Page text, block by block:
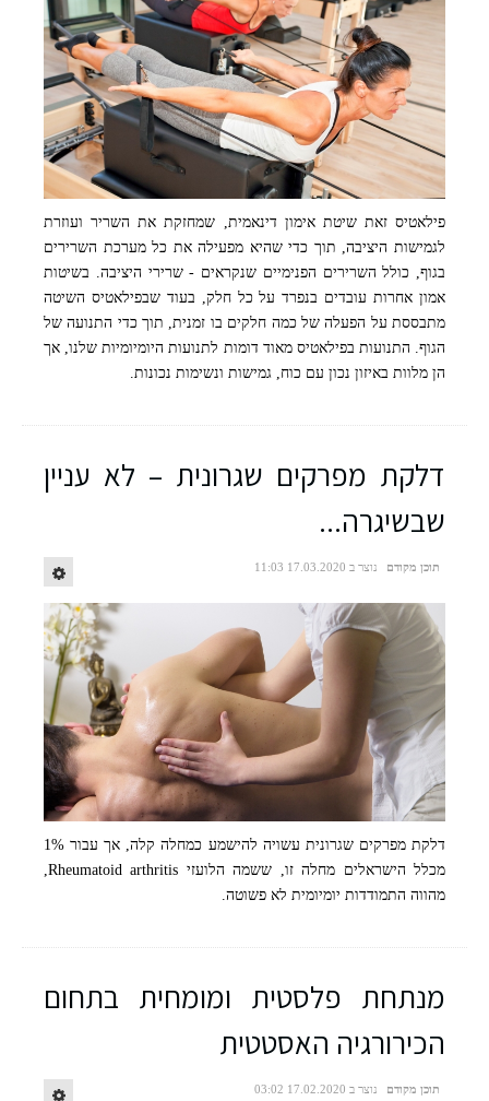
מיכל אברהם. צילום: שמרית בנימין
פילאטיס זאת שיטת אימון דינאמית, שמחזקת את השריר ועוזרת
לגמישות היציבה, תוך כדי שהיא מפעילה את כל מערכת השרירים
בגוף, כולל השרירים הפנימיים שנקראים - שרירי היציבה. בשיטות
אמון אחרות עובדים בנפרד על כל חלק, בעוד שבפילאטיס השיטה
מתבססת על הפעלה של כמה חלקים בו זמנית, תוך כדי התנועה של
הגוף. התנועות בפילאטיס מאוד דומות לתנועות היומיומיות שלנו, אך
הן מלוות באיזון נכון עם כוח, גמישות ונשימות נכונות.
דלקת מפרקים שגרונית – לא עניין
שבשיגרה...
תוכן מקודם נוצר ב 17.03.2020 11:03
דלקת מפרקים שגרונית עשויה להישמע כמחלה קלה, אך עבור 1%
מכלל הישראלים מחלה זו, ששמה הלועזי Rheumatoid arthritis,
מהווה התמודדות יומיומית לא פשוטה.
מנתחת פלסטית ומומחית בתחום
הכירורגיה האסטטית
תוכן מקודם נוצר ב 17.02.2020 03:02